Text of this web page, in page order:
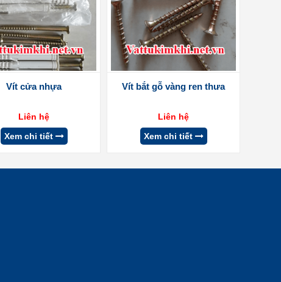
Vít cửa nhựa
Liên hệ
Xem chi tiết
Vít bắt gỗ vàng ren thưa
Liên hệ
Xem chi tiết